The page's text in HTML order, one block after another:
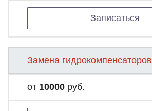
Записаться
Замена гидрокомпенсаторов
от 10000 руб.